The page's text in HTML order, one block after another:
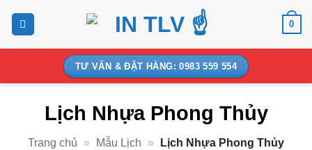
0
TƯ VẤN & ĐẶT HÀNG: 0983 559 554
Lịch Nhựa Phong Thủy
Trang chủ » Mẫu Lịch » Lịch Nhựa Phong Thủy